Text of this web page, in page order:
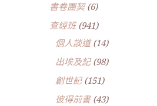
書卷團契(6)
查經班(941)
個人談道(14)
出埃及記(98)
創世記(151)
彼得前書(43)